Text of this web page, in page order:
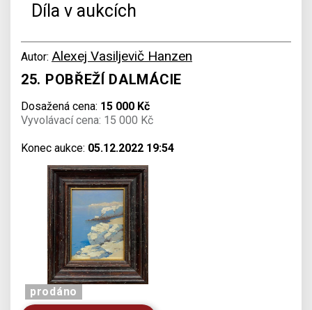
Díla v aukcích
Autor: Alexej Vasiljevič Hanzen
25. POBŘEŽÍ DALMÁCIE
Dosažená cena: 15 000 Kč
Vyvolávací cena: 15 000 Kč
Konec aukce: 05.12.2022 19:54
prodáno